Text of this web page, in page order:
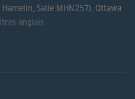
Salle MHN257), Ottawa
anglais.